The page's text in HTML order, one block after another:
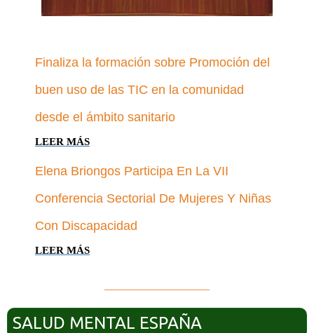
Finaliza la formación sobre Promoción del
buen uso de las TIC en la comunidad
desde el ámbito sanitario
LEER MÁS
Elena Briongos Participa En La VII
Conferencia Sectorial De Mujeres Y Niñas
Con Discapacidad
LEER MÁS
SALUD MENTAL ESPAÑA